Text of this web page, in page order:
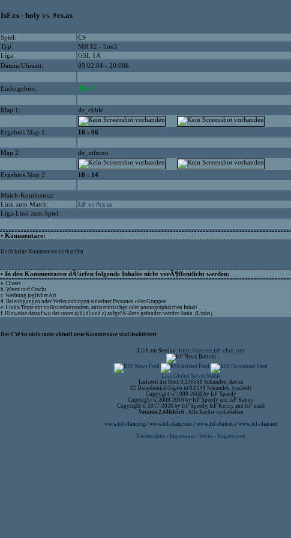
IsF.cs - holy vs. #cs.as
Spiel:
CS
Typ:
MR 12 - 5on5
Liga:
GSL 1A
Datum/Uhrzeit:
09.02.04 - 20:00h
Endergebnis: 28:20
Map 1: de_cbble
Ergebnis Map 1: 18 : 06
Map 2: de_inferno
Ergebnis Map 2: 10 : 14
Match-Kommentar:
Link zum Match:
IsF vs #cs.as
Liga-Link zum Spiel:
• Kommentare:
Noch keine Kommentare vorhanden
• In den Kommentaren dÃ¼rfen folgende Inhalte nicht verÃ¶ffentlicht werden:
a. Cheats
b. Warez und Cracks
c. Werbung jeglicher Art
d. Beleidigungen oder Verleumdungen einzelner Personen oder Gruppen
e. Links/Texte mit volksverhetzendem, antisemitischen oder pornographischen Inhalt
f. Hinweise darauf wo das unter a) b) d) und e) aufgefÃ¼hrte gefunden werden kann. (Links)
Der CW ist nicht mehr aktuell neue Kommentare sind deaktiviert
Link zur Section: http://scores.isf-clan.net
Live Global Server Status
Ladezeit der Seite 0.536568 Sekunden, davon
22 Datenbankabfragen in 0.0349 Sekunden. (cached)
Copyright © 1999-2008 by IsF`Speedy
Copyright © 2009-2016 by IsF`Speedy and IsF`Kenny
Copyright © 2017-2026 by IsF`Speedy, IsF`Kenny and IsF`mark
Version 2.44fcb5c6 - Alle Rechte vorbehalten
www.isf-clan.org / www.isf-clan.com / www.isf-clan.eu/ www.isf-clan.net
Datenschutz - Impressum- Suche- Registrieren